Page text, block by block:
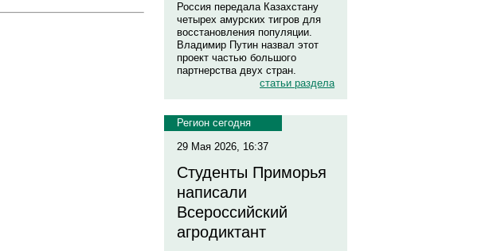
Россия передала Казахстану
четырех амурских тигров для
восстановления популяции.
Владимир Путин назвал этот
проект частью большого
партнерства двух стран.
статьи раздела
Регион сегодня
29 Мая 2026, 16:37
Студенты Приморья
написали
Всероссийский
агродиктант